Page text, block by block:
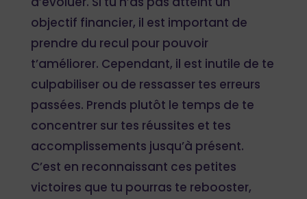
objectif financier, il est important de
prendre du recul pour pouvoir
t’améliorer. Cependant, il est inutile de te
culpabiliser ou de ressasser tes erreurs
passées. Prends plutôt le temps de te
concentrer sur tes réussites et tes
accomplissements jusqu’à présent.
C’est en reconnaissant ces petites
victoires que tu pourras te rebooster,